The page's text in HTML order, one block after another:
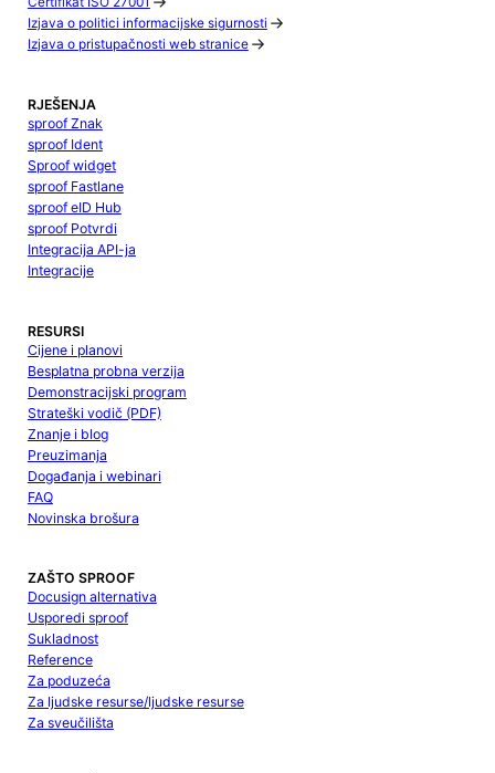
Izjava o politici informacijske sigurnosti
Izjava o pristupačnosti web stranice
RJEŠENJA
sproof Znak
sproof Ident
Sproof widget
sproof Fastlane
sproof eID Hub
sproof Potvrdi
Integracija API-ja
Integracije
RESURSI
Cijene i planovi
Besplatna probna verzija
Demonstracijski program
Strateški vodič (PDF)
Znanje i blog
Preuzimanja
Događanja i webinari
FAQ
Novinska brošura
ZAŠTO SPROOF
Docusign alternativa
Usporedi sproof
Sukladnost
Reference
Za poduzeća
Za ljudske resurse/ljudske resurse
Za sveučilišta